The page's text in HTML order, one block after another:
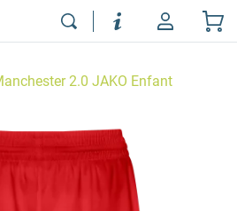
2.0 JAKO Enfant